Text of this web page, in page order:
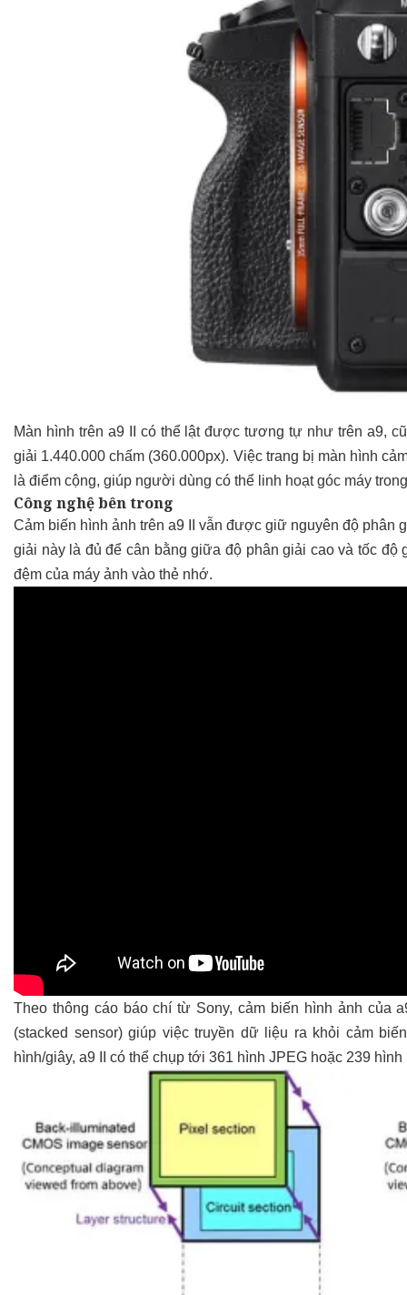
Màn hình trên a9 II có thể lật được tương tự như trên a9,
giải 1.440.000 chấm (360.000px). Việc trang bị màn hình
là điểm cộng, giúp người dùng có thể linh hoạt góc máy
Công nghệ bên trong
Cảm biến hình ảnh trên a9 II vẫn được giữ nguyên độ phân
giải này là đủ để cân bằng giữa độ phân giải cao và tốc
đệm của máy ảnh vào thẻ nhớ.
Theo thông cáo báo chí từ Sony, cảm biến hình ảnh của
(stacked sensor) giúp việc truyền dữ liệu ra khỏi cảm
hình/giây, a9 II có thể chụp tới 361 hình JPEG hoặc 239 hình